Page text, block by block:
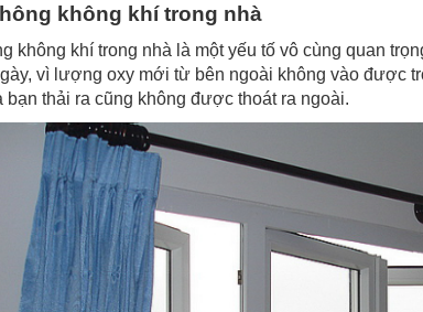
không khí trong nhà
không khí trong nhà là một yếu tố vô cùng quan
vì lượng oxy mới từ bên ngoài không vào được
bạn thải ra cũng không được thoát ra ngoài.